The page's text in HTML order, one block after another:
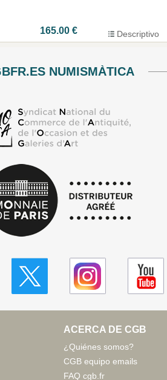
165.00 € Descriptivo
NUMISMÀTICA
ACERCA DE CGB
¿Quiénes somos?
CGB equipo emails
FAQ cgb.fr